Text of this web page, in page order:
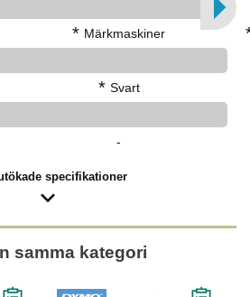
* Märkmaskiner
* Svart
-
specifikationer
samma kategori